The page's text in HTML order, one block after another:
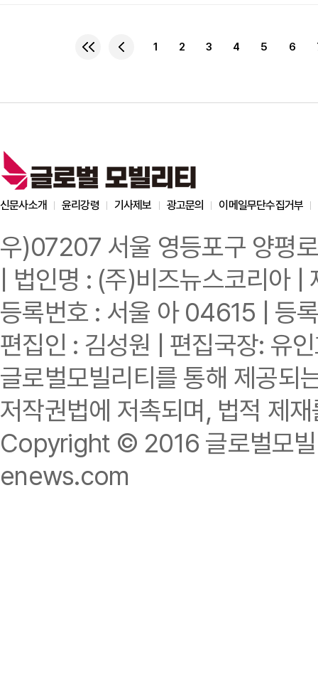
세련된 일상은 물론 역
1 2 3 4 5 6
신문사소개 윤리강령 기사제보 광고문의 이메일무단수집거부
우)07207 서울 영등포구 양평
| 법인명 : (주)비즈뉴스코리
등록번호 : 서울 아 04615 | 등
편집인 : 김성원 | 편집국장: 유
글로벌모빌리티를 통해 제공되
저작권법에 저촉되며, 법적 제
Copyright © 2016 글로벌모
enews.com